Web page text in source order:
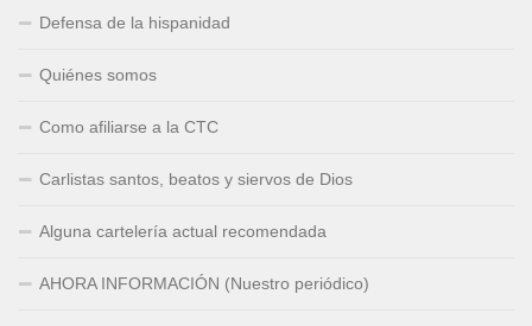
Defensa de la hispanidad
Quiénes somos
Como afiliarse a la CTC
Carlistas santos, beatos y siervos de Dios
Alguna cartelería actual recomendada
AHORA INFORMACIÓN (Nuestro periódico)